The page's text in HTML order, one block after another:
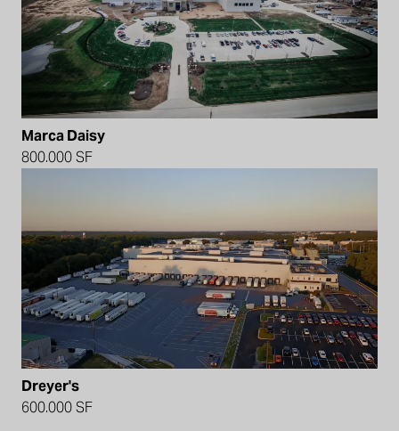
Marca Daisy
800.000 SF
Dreyer's
600.000 SF